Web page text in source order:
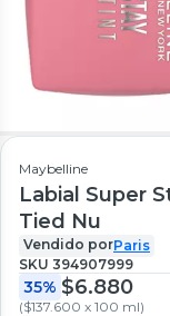
Maybelline
Labial Super
Tied Nu
Vendido porParis
SKU 394907999
35% $6.880
($137.600 x 100 ml)